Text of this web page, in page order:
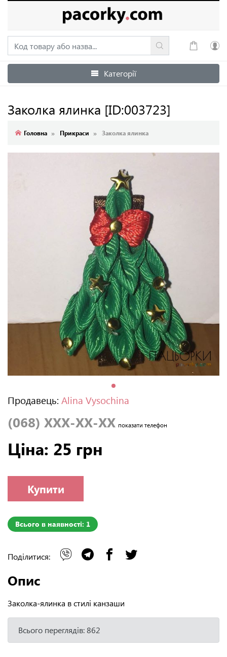
Увійти
Категорії
Заколка ялинка [ID:003723]
Головна Прикраси Заколка ялинка
Продавець: Alina Vysochina
(068) XXX-XX-XX показати телефон
Ціна: 25 грн
Купити
Всього в наявності: 1
Поділитися:
Опис
Заколка-ялинка в стилі канзаши
Всього переглядів: 862